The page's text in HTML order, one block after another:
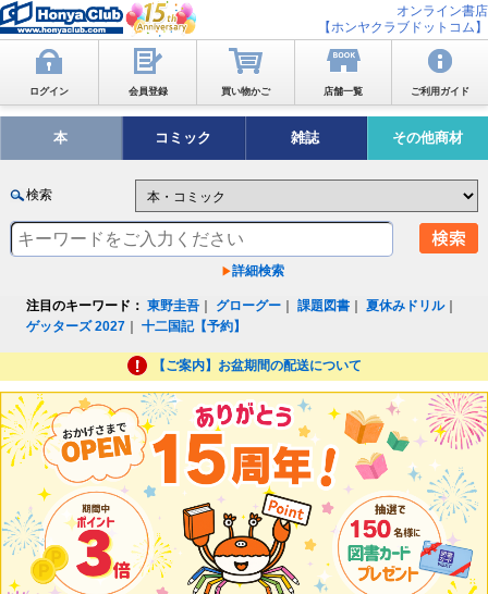
オンライン書店
【ホンヤクラブドットコム】
ログイン 会員登録 買い物かご 店舗一覧 ご利用ガイド
本 コミック 雑誌 その他商材
検索
詳細検索
注目のキーワード： 東野圭吾 グローグー ｜課題図書 ｜夏休みドリル｜
ゲッターズ 2027 ｜十二国記【予約】
【ご案内】お盆期間の配送について